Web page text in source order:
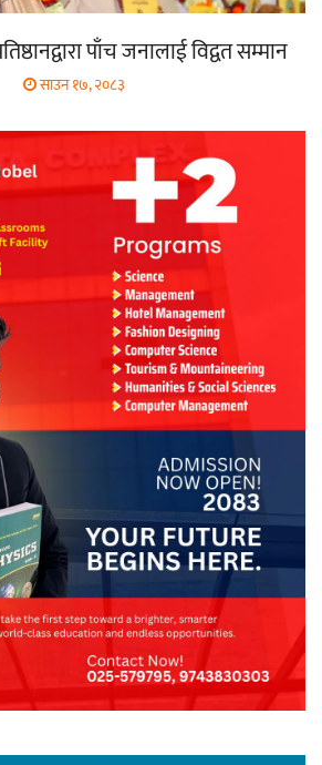
पाँच जनालाई विद्वत सम्मान
साउन १७, २०८३